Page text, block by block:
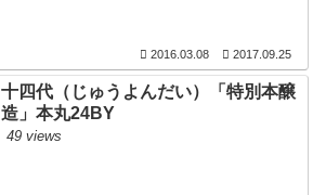
2016.03.08 2017.09.25
十四代（じゅうよんだい）「特別本醸
造」本丸24BY
49 views